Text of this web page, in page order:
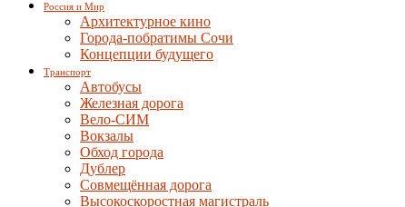
Россия и Мир
Архитектурное кино
Города-побратимы Сочи
Концепции будущего
Транспорт
Автобусы
Железная дорога
Вело-СИМ
Вокзалы
Обход города
Дублер
Совмещённая дорога
Высокоскоростная магистраль